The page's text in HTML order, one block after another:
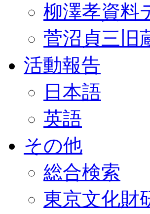
柳澤孝資料
菅沼貞三旧
活動報告
日本語
英語
その他
総合検索
東京文化財